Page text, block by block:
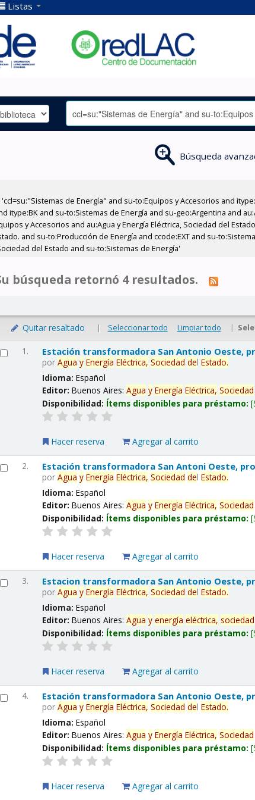
Listas
Búsqueda
de Energía" and su-to:Equipos y Accesorios and
itype:BK and su-to:Sistemas de Energía and su-geo:Argentina and
y Accesorios and au:Agua y Energía Eléctrica, Sociedad del
and su-to:Producción de Energía and ccode:EXT and su-
del Estado and su-to:Sistemas de Energía'
búsqueda retornó 4 resultados.
Quitar resaltado | Seleccionar todo Limpiar todo |
1. Estación transformadora San Antonio Oeste,
porAgua y Energía Eléctrica, Sociedad delEstado.
Idioma:Español
Editor:Buenos Aires:Agua y Energía Eléctrica, Sociedad
Disponibilidad: Ítems disponibles para préstamo:
Hacer reserva Agregar al carrito
2. Estación transformadora San Antoni Oeste,
porAgua y Energía Eléctrica, Sociedad delEstado.
Idioma:Español
Editor:Buenos Aires:Agua y Energía Eléctrica, Sociedad
Disponibilidad: Ítems disponibles para préstamo:
Hacer reserva Agregar al carrito
3. Estacion transformadora San Antonio Oeste,
porAgua y Energía Eléctrica, Sociedad delEstado.
Idioma:Español
Editor:Buenos Aires:Agua y energía eléctrica, sociedad
Disponibilidad: Ítems disponibles para préstamo:
Hacer reserva Agregar al carrito
4. Estación transformadora San Antonio Oeste,
porAgua y Energía Eléctrica, Sociedad delEstado.
Idioma:Español
Editor:Buenos Aires:Agua y Energía Eléctrica, Sociedad
Disponibilidad: Ítems disponibles para préstamo:
Hacer reserva Agregar al carrito